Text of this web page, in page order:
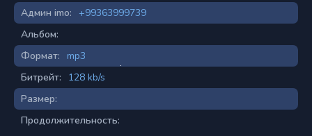
Админ imo:
+99363999739
Альбом:
Формат:
mp3
Битрейт:
128 kb/s
Размер:
Продолжительность: